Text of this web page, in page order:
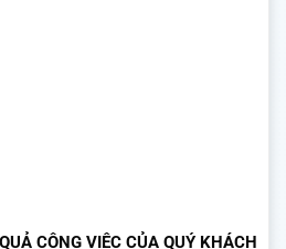
CÔNG VIỆC CỦA QUÝ KHÁCH